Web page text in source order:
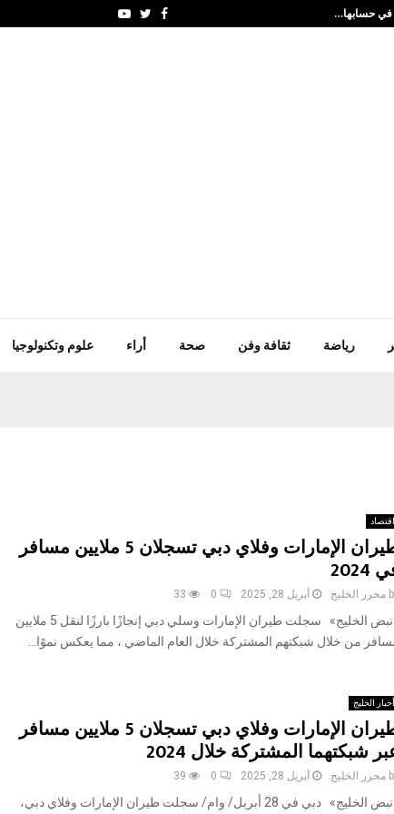
في حسابها… Facebook
Twitter
Youtube
رياضة ثقافة وفن صحة أراء علوم وتكنولوجيا
اقتصاد
طيران الإمارات وفلاي دبي تسجلان 5 ملايين مسافر
محرر الخليج أبريل 28, 2025 0
33
«نبض الخليج» سجلت طيران الإمارات وسلي دبي إنجازًا بارزًا لنقل 5 ملايين
من خلال شبكتهم المشتركة خلال العام الماضي ، مما يعكس نموًا...
أخبار الخليج
طيران الإمارات وفلاي دبي تسجلان 5 ملايين مسافر
شبكتهما المشتركة خلال 2024
محرر الخليج أبريل 28, 2025 0
39
«نبض الخليج» دبي في 28 أبريل/ وام/ سجلت طيران الإمارات وفلاي دبي،